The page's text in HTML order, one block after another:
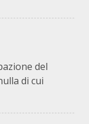
del
di cui